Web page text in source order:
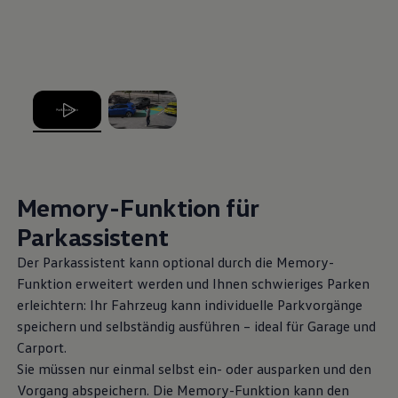
Mehr zuAusstattungslinien
, 1 von 2
Memory-Funktion für
Parkassistent
Der Parkassistent kann optional durch die Memory-
Funktion erweitert werden und Ihnen schwieriges Parken
erleichtern: Ihr Fahrzeug kann individuelle Parkvorgänge
speichern und selbständig ausführen – ideal für Garage und
Carport.
Sie müssen nur einmal selbst ein- oder ausparken und den
Vorgang abspeichern. Die Memory-Funktion kann den